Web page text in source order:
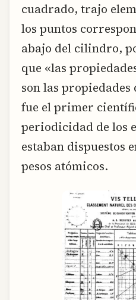
cuadrado, trajo
los puntos
abajo del cilindro,
que «las
son las propiedades
fue el primer
periodicidad de los
estaban dispuestos
pesos atómicos.